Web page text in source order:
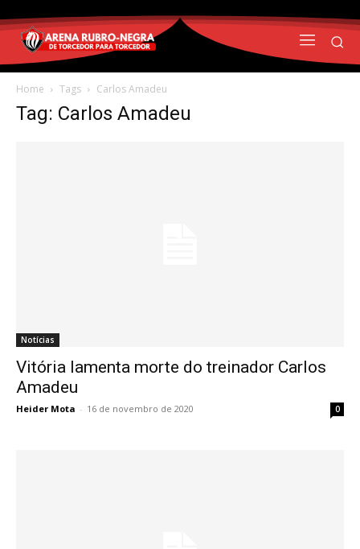
Home Tags Carlos Amadeu
Tag: Carlos Amadeu
Notícias
Vitória lamenta morte do treinador Carlos
Amadeu
Heider Mota - 16 de novembro de 2020 0